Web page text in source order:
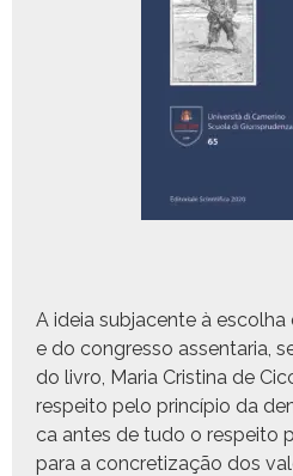
A ideia sub­ja­cente à
e do con­gres­so assen­taria,
do livro, Maria Cristi­na de
respeito pelo princí­pio da
ca antes de tudo o respeito
para a con­cretiza­ção dos